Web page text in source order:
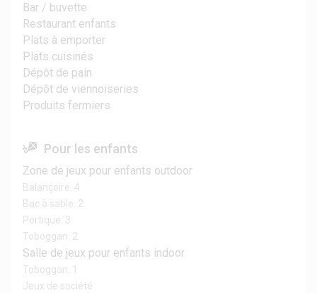
Bar / buvette
Restaurant enfants
Plats à emporter
Plats cuisinés
Dépôt de pain
Dépôt de viennoiseries
Produits fermiers
Pour les enfants
Zone de jeux pour enfants outdoor
Balançoire: 4
Bac à sable: 2
Portique: 3
Toboggan: 2
Salle de jeux pour enfants indoor
Toboggan: 1
Jeux de société